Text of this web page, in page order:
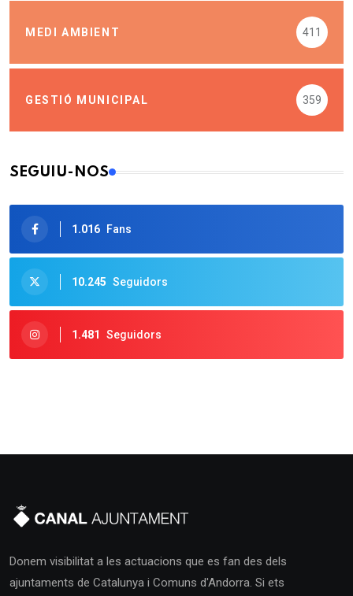
MEDI AMBIENT 411
GESTIÓ MUNICIPAL 359
SEGUIU-NOS
1.016 Fans
10.245 Seguidors
1.481 Seguidors
Donem visibilitat a les actuacions que es fan des dels
ajuntaments de Catalunya i Comuns d'Andorra. Si ets